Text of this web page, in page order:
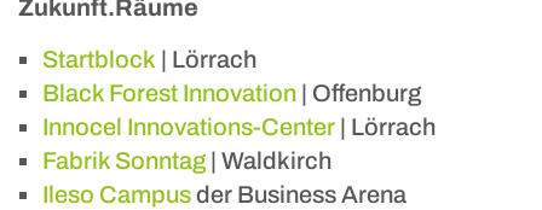
Zukunft.Räume
Startblock | Lörrach
Black Forest Innovation | Offenburg
Innocel Innovations-Center | Lörrach
Fabrik Sonntag | Waldkirch
Ileso Campusder Business Arena